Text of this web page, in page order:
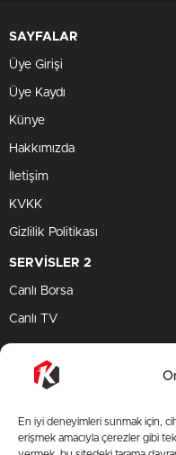
En iyi deneyimleri sunmak için,
erişmek amacıyla çerezler gibi
SAYFALAR
Üye Girişi
Üye Kaydı
Künye
Hakkımızda
İletişim
KVKK
Gizlilik Politikası
SERVİSLER 2
Canlı Borsa
Canlı TV
TV Yayın Akışları